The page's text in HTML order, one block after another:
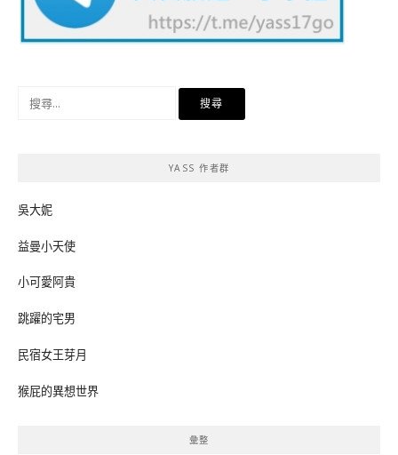
YASS 作者群
吳大妮
益曼小天使
小可愛阿貴
跳躍的宅男
民宿女王芽月
猴屁的異想世界
彙整